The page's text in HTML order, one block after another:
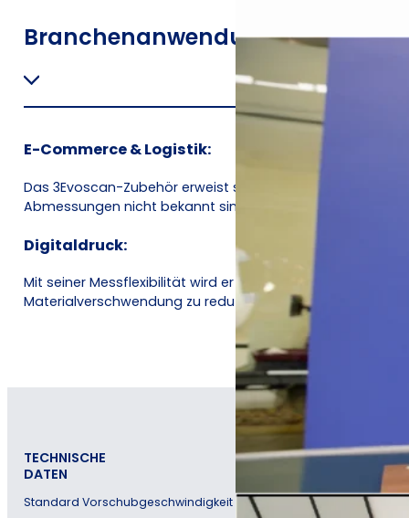
Branchenanwendungen
E-Commerce & Logistik:
Das 3Evoscan-Zubehör erweist sich als ideale Option
Abmessungen nicht bekannt sind, oder für die
Digitaldruck:
Mit seiner Messflexibilität wird er zu einem
Materialverschwendung zu reduzieren.
TECHNISCHE
DATEN
Standard Vorschubgeschwindigkeit